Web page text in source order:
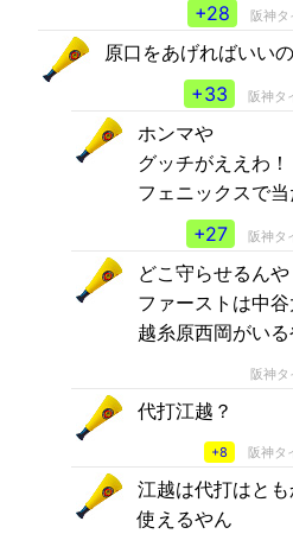
+28
阪神タ
原口をあげればいい
+33
阪神タ
ホンマや
グッチがええわ！
フェニックスで
+27
阪神タ
どこ守らせるんや
ファーストは中
越糸原西岡がい
阪神タ
代打江越？
+8 阪神タ
江越は代打はと
使えるやん